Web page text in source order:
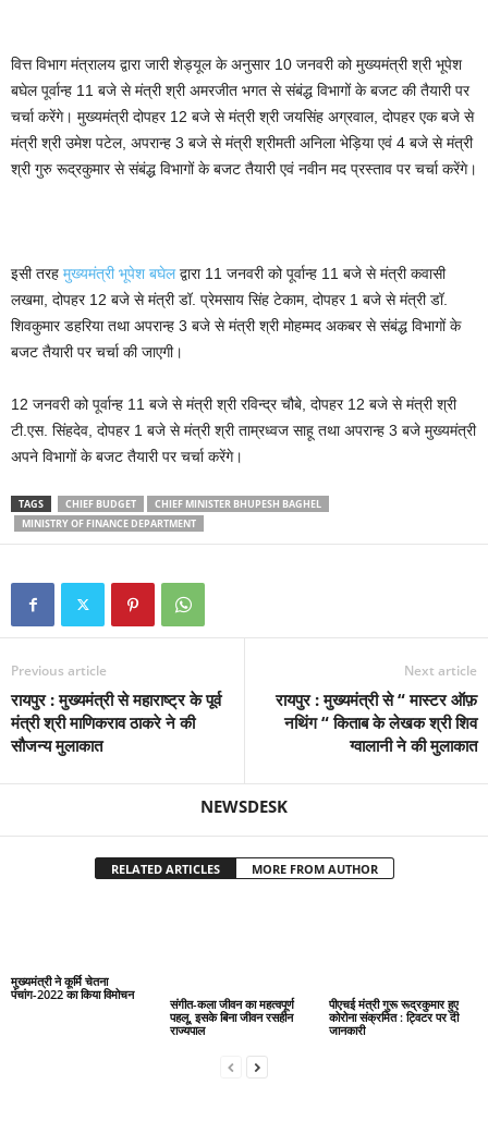
वित्त विभाग मंत्रालय द्वारा जारी शेड्यूल के अनुसार 10 जनवरी को मुख्यमंत्री श्री भूपेश
बघेल पूर्वान्ह 11 बजे से मंत्री श्री अमरजीत भगत से संबंद्ध विभागों के बजट की तैयारी पर
चर्चा करेंगे। मुख्यमंत्री दोपहर 12 बजे से मंत्री श्री जयसिंह अग्रवाल, दोपहर एक बजे से
मंत्री श्री उमेश पटेल, अपरान्ह 3 बजे से मंत्री श्रीमती अनिला भेड़िया एवं 4 बजे से मंत्री
श्री गुरु रूद्रकुमार से संबंद्ध विभागों के बजट तैयारी एवं नवीन मद प्रस्ताव पर चर्चा करेंगे।
इसी तरह मुख्यमंत्री भूपेश बघेलद्वारा 11 जनवरी को पूर्वान्ह 11 बजे से मंत्री कवासी
लखमा, दोपहर 12 बजे से मंत्री डॉ. प्रेमसाय सिंह टेकाम, दोपहर 1 बजे से मंत्री डॉ.
शिवकुमार डहरिया तथा अपरान्ह 3 बजे से मंत्री श्री मोहम्मद अकबर से संबंद्ध विभागों के
बजट तैयारी पर चर्चा की जाएगी।
12 जनवरी को पूर्वान्ह 11 बजे से मंत्री श्री रविन्द्र चौबे, दोपहर 12 बजे से मंत्री श्री
टी.एस. सिंहदेव, दोपहर 1 बजे से मंत्री श्री ताम्रध्वज साहू तथा अपरान्ह 3 बजे मुख्यमंत्री
अपने विभागों के बजट तैयारी पर चर्चा करेंगे।
TAGS CHIEF BUDGET
CHIEF MINISTER BHUPESH BAGHEL
MINISTRY OF FINANCE DEPARTMENT
Previous article
रायपुर : मुख्यमंत्री से महाराष्ट्र के पूर्व
मंत्री श्री माणिकराव ठाकरे ने की
सौजन्य मुलाकात
Next article
रायपुर : मुख्यमंत्री से “ मास्टर ऑफ़
नथिंग “ किताब के लेखक श्री शिव
ग्वालानी ने की मुलाकात
NEWSDESK
RELATED ARTICLES MORE FROM AUTHOR
मुख्यमंत्री ने कूर्मि चेतना
पंचांग-2022 का किया विमोचन
संगीत-कला जीवन का महत्वपूर्ण
पहलू, इसके बिना जीवन रसहीन
राज्यपाल
पीएचई मंत्री गुरू रूद्रकुमार हुए
कोरोना संक्रमित : ट्विटर पर दी
जानकारी